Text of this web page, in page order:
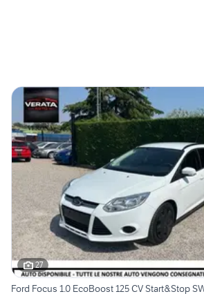
27
Ford Focus 1.0 EcoBoost 125 CV Start&Stop